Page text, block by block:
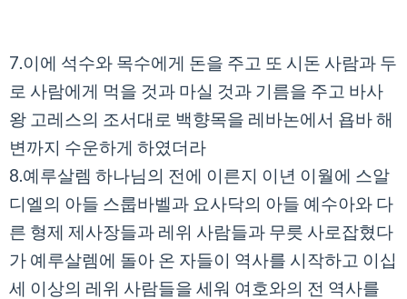
7.이에 석수와 목수에게 돈을 주고 또 시돈 사람과 두
로 사람에게 먹을 것과 마실 것과 기름을 주고 바사
왕 고레스의 조서대로 백향목을 레바논에서 욥바 해
변까지 수운하게 하였더라
8.예루살렘 하나님의 전에 이른지 이년 이월에 스알
디엘의 아들 스룹바벨과 요사닥의 아들 예수아와 다
른 형제 제사장들과 레위 사람들과 무릇 사로잡혔다
가 예루살렘에 돌아 온 자들이 역사를 시작하고 이십
세 이상의 레위 사람들을 세워 여호와의 전 역사를